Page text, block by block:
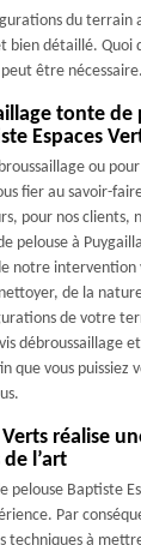
du terrain
bien détaillé. Quoi
être nécessaire.
tonte
Espaces
ou
fier au savoir-
pour nos clients,
pelouse à
notre
de la
de votre
débroussaillage
que vous puissiez
réalise
l’art
pelouse Baptiste
Par
techniques à